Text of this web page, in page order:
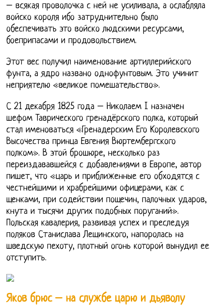
– всякая проволочка с ней не усиливала, а ослабляла
войско короля ибо затруднительно было
обеспечивать это войско людскими ресурсами,
боеприпасами и продовольствием.
Этот вес получил наименование артиллерийского
фунта, а ядро названо однофунтовым. Это учинит
неприятелю «великое помешательство».
С 21 декабря 1825 года – Николаем I назначен
шефом Таврического гренадёрского полка, который
стал именоваться «Гренадерским Его Королевского
Высочества принца Евгения Вюртембергского
полком». В этой брошюре, несколько раз
переиздававшейся с добавлениями в Европе, автор
пишет, что «царь и приближенные его обходятся с
честнейшими и храбрейшими офицерами, как с
щенками, при содействии пощечин, палочных ударов,
кнута и тысячи других подобных поруганий».
Польская кавалерия, развивая успех и преследуя
поляков Станислава Лещинского, напоролась на
шведскую пехоту, плотный огонь которой вынудил ее
отступить.
Яков брюс – на службе царю и дьяволу